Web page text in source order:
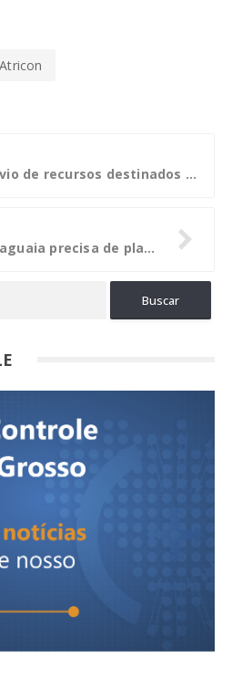
Atricon
CGU apura desvio de recursos destinados à merenda escolar em Castanhal (PA)
Prefeitura de Alto Araguaia precisa de planejamento com base nas necessidades da população